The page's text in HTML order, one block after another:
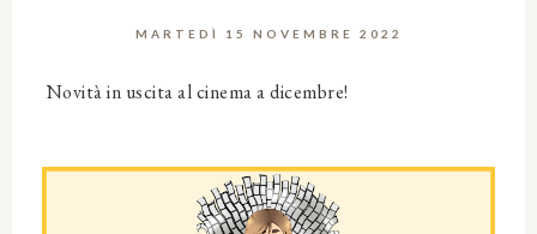
MARTEDÌ 15 NOVEMBRE 2022
Novità in uscita al cinema a dicembre!